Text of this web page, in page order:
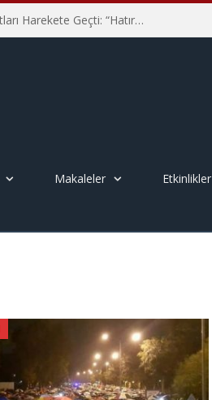
Hiroşima’nın 81. Yılında İtalyan Savaş Karşıtları Harekete Geçti: “Hatırlamak yeterli değil”
Makaleler Etkinlikler